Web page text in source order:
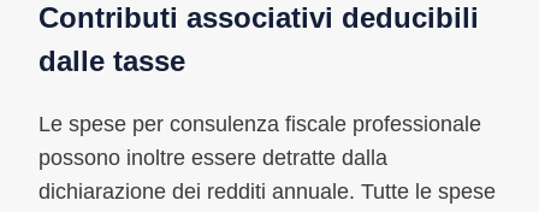
Contributi associativi deducibili
dalle tasse
Le spese per consulenza fiscale professionale
possono inoltre essere detratte dalla
dichiarazione dei redditi annuale. Tutte le spese